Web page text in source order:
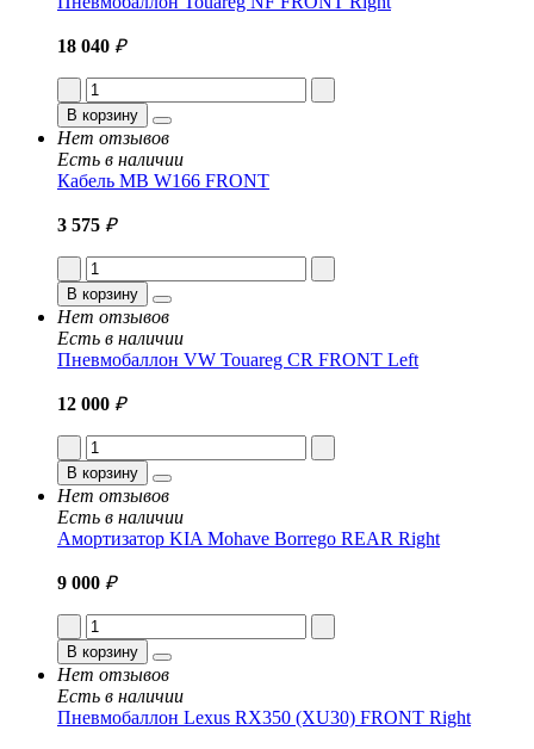
18 040 ₽
В корзину
Нет отзывов
Есть в наличии
Кабель MB W166 FRONT
3 575 ₽
В корзину
Нет отзывов
Есть в наличии
Пневмобаллон VW Touareg CR FRONT Left
12 000 ₽
В корзину
Нет отзывов
Есть в наличии
Амортизатор KIA Mohave Borrego REAR Right
9 000 ₽
В корзину
Нет отзывов
Есть в наличии
Пневмобаллон Lexus RX350 (XU30) FRONT Right